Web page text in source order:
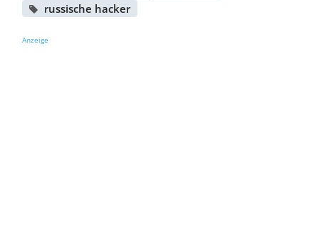
russische hacker
Anzeige